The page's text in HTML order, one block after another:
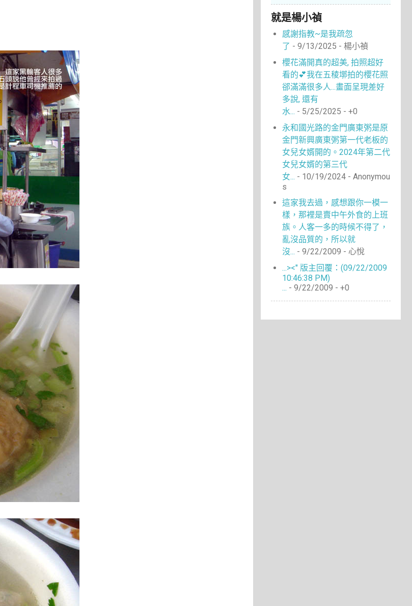
少披薩店，一字排開
的各式披薩看起來琳
瑯滿目，走進店內就
能點上一塊喜愛的口
味大快朵頤，真的好
懷念啊！沒想到台灣
也有類似的披薩店。
走！就到高雄吃披薩
就是楊小禎
感謝指教~是我疏忽
了 - 9/13/2025 - 楊小禎
櫻花滿開真的超美, 拍照超好
看的💕我在五稜墎拍的櫻花照
郤滿滿很多人...畫面呈現差好
多說, 還有
水... - 5/25/2025 - +0
永和國光路的金門廣東粥是原
金門新興廣東粥第一代老板的
女兒女婿開的。2024年第二代
女兒女婿的第三代
女... - 10/19/2024 - Anonymou
s
這家我去過，感想跟你一模一
樣，那裡是賣中午外食的上班
族。人客一多的時候不得了，
亂沒品質的，所以就
沒... - 9/22/2009 - 心悅
...><" 版主回覆：(09/22/2009
10:46:38 PM)
... - 9/22/2009 - +0